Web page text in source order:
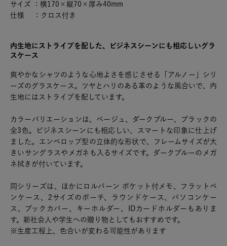
サイズ ：横170×縦70×厚み40mm
仕様 ：クロス付き
内生地にストライプを配した、ビジネスシーンにも相応しいグラ
スケース
爽やかなシャツのような心地よさを感じさせる「アルノー」シリ
ーズのグラスケース。ツヤとハリのある革のような風合いで、内
生地にはストライプを配しています。
カラーバリエーションは、ベージュ、ダークブルー、ブラックの
全3色。ビジネスシーンにも相応しい、スマートな印象に仕上げ
ました。エンベロップ型の立体的な形状で、フレームサイズが大
きいサングラスやメガネも入るサイズです。ダークブルーのメガ
ネ拭きが付いています。
同シリーズは、ほかにロルバーン ポケット付メモ、フラットペ
ンケース、2サイズのポーチ、ラウンドケース、パソコンケー
ス、ブックカバー、キーホルダー、IDカードホルダーもありま
す。新社会人や学生への贈り物としてもおすすめです。
※生産工程上、色合いが変わる可能性があります